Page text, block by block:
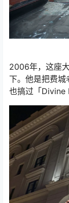
2006年，这座
下。他是把费城
也搞过「Divine